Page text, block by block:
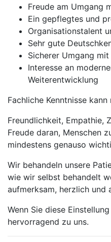
Freude am Umgang
Ein gepflegtes und
Organisationstalent
Sehr gute
Sicherer Umgang mit
Interesse an
Weiterentwicklung
Fachliche Kenntnisse kann
Freundlichkeit, Empathie,
Freude daran, Menschen
mindestens genauso
Wir behandeln unsere
wie wir selbst behandelt
aufmerksam, herzlich und
Wenn Sie diese
hervorragend zu uns.